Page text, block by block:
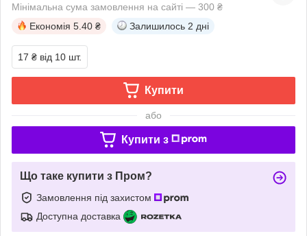
Мінімальна сума замовлення на сайті — 300 ₴
Економія 5.40 ₴ Залишилось 2 дні
17 ₴ від 10 шт.
Купити
або
Купити з
Що таке купити з Пром?
Замовлення під захистом
Доступна доставка